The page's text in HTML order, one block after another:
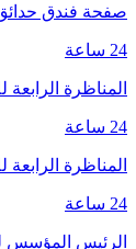
صفحة فندق
24 ساعة
المناظرة الرابعة
24 ساعة
المناظرة
24 ساعة
الرئيس المؤسس